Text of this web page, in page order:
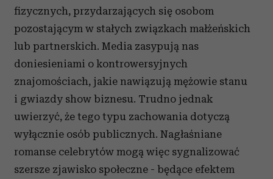
fizycznych, przydarzających się osobom
pozostającym w stałych związkach małżeńskich
lub partnerskich. Media zasypują nas
doniesieniami o kontrowersyjnych
znajomościach, jakie nawiązują mężowie stanu
i gwiazdy show biznesu. Trudno jednak
uwierzyć, że tego typu zachowania dotyczą
wyłącznie osób publicznych. Nagłaśniane
romanse celebrytów mogą więc sygnalizować
szersze zjawisko społeczne - będące efektem